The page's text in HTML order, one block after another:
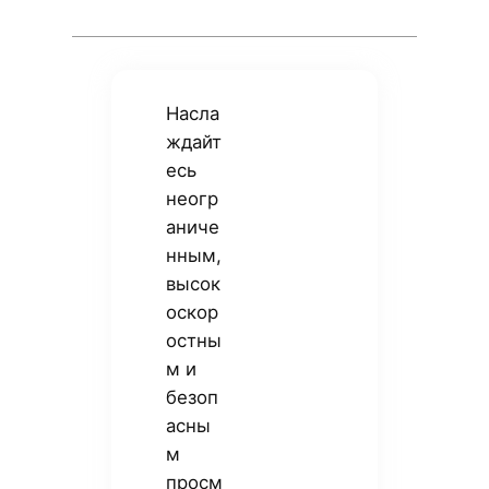
Насла
ждайт
есь
неогр
аниче
нным,
высок
оскор
остны
м и
безоп
асны
м
просм